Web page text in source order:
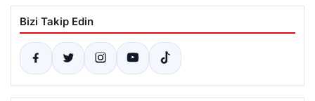
Bizi Takip Edin